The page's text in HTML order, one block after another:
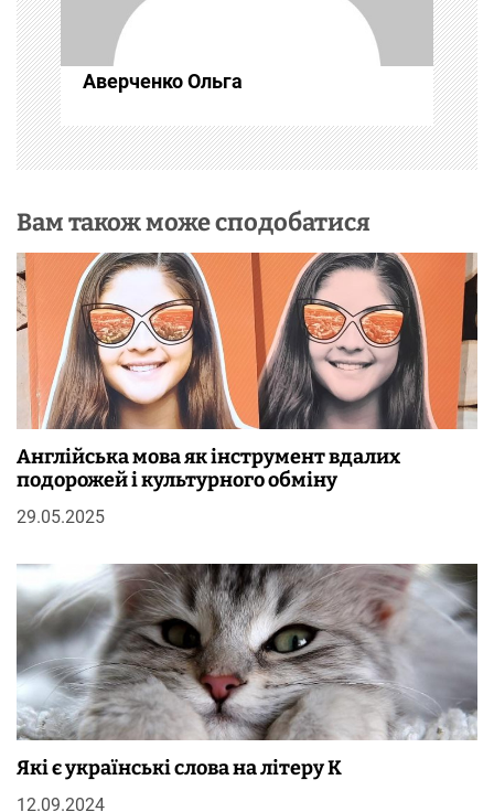
и
с
і
в
Аверченко Ольга
Вам також може сподобатися
Англійська мова як інструмент вдалих
подорожей і культурного обміну
29.05.2025
Які є українські слова на літеру К
12.09.2024